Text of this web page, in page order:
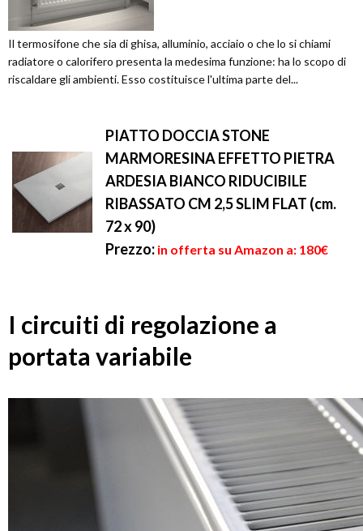
Il termosifone che sia di ghisa, alluminio, acciaio o che lo si chiami
radiatore o calorifero presenta la medesima funzione: ha lo scopo di
riscaldare gli ambienti. Esso costituisce l'ultima parte del...
PIATTO DOCCIA STONE
MARMORESINA EFFETTO PIETRA
ARDESIA BIANCO RIDUCIBILE
RIBASSATO CM 2,5 SLIM FLAT (cm.
72 x 90)
Prezzo: in offerta su Amazon a: 180€
I circuiti di regolazione a
portata variabile